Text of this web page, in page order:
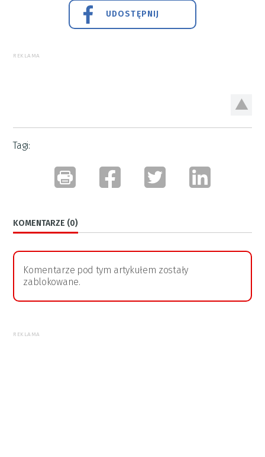
UDOSTĘPNIJ
REKLAMA
Tagi:
KOMENTARZE (0)
Komentarze pod tym artykułem zostały
zablokowane.
REKLAMA